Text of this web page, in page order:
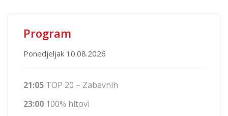
Program
Ponedjeljak 10.08.2026
21:05 TOP 20 – Zabavnih
23:00 100% hitovi